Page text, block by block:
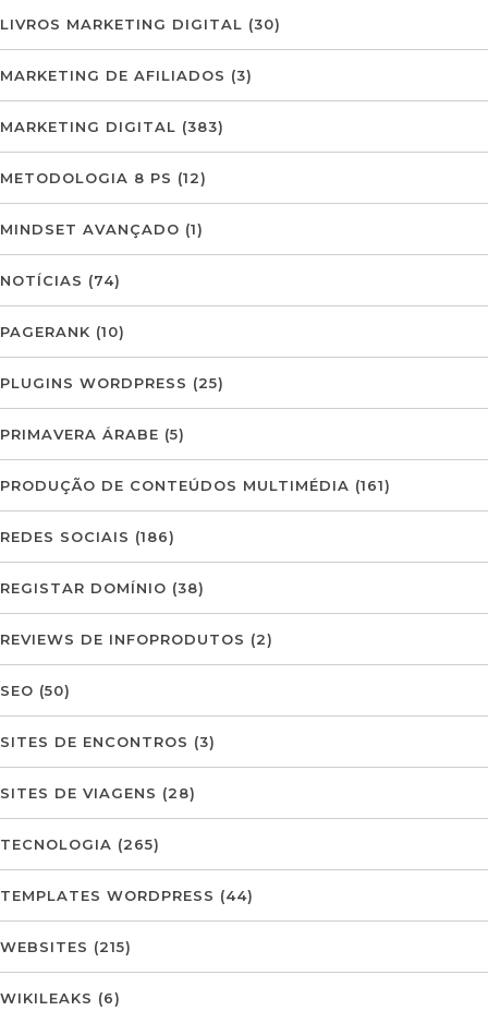
LIVROS MARKETING DIGITAL (30)
MARKETING DE AFILIADOS (3)
MARKETING DIGITAL (383)
METODOLOGIA 8 PS (12)
MINDSET AVANÇADO (1)
NOTÍCIAS (74)
PAGERANK (10)
PLUGINS WORDPRESS (25)
PRIMAVERA ÁRABE (5)
PRODUÇÃO DE CONTEÚDOS MULTIMÉDIA (161)
REDES SOCIAIS (186)
REGISTAR DOMÍNIO (38)
REVIEWS DE INFOPRODUTOS (2)
SEO (50)
SITES DE ENCONTROS (3)
SITES DE VIAGENS (28)
TECNOLOGIA (265)
TEMPLATES WORDPRESS (44)
WEBSITES (215)
WIKILEAKS (6)